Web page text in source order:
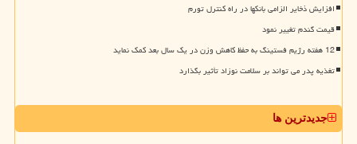
افزایش ذخایر الزامی بانکها در راه کنترل تورم
قیمت گندم تغییر نمود
12 هفته رژیم فستینگ به حفظ کاهش وزن در یک سال بعد کمک نماید
تغذیه پدر می تواند بر سلامت نوزاد تأثیر بگذارد
جدیدترین ها